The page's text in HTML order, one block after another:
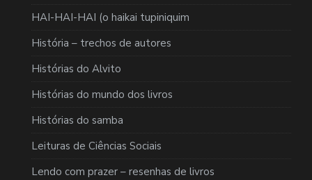
HAI-HAI-HAI (o haikai tupiniquim
História – trechos de autores
Histórias do Alvito
Histórias do mundo dos livros
Histórias do samba
Leituras de Ciências Sociais
Lendo com prazer – resenhas de livros